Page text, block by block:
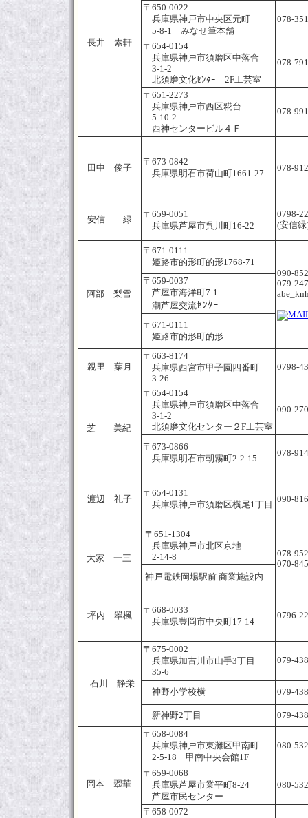
長井 素軒
〒650-0022
兵庫県神戸市中央区元町
5-8-1 みなせ筆本舗
078-
〒654-0154
兵庫県神戸市須磨区中落合
3-1-2
北須磨文化ｾﾝﾀｰ 2F工芸室
078-
〒651-2273
兵庫県神戸市西区糀台
5-10-2
西神センタービル４Ｆ
078-
田中 俊子
〒673-0842
兵庫県明石市荷山町1661-27
078-
安信 緑
〒659-0051
兵庫県芦屋市呉川町16-22
0798-
(安信
阿部 梨雪
〒671-0111
姫路市的形町的形1768-71
090-
079-
〒659-0037
芦屋市海洋町7-1
潮芦屋交流ｾﾝﾀｰ
〒671-0111
姫路市的形町的形
親里 葉月
〒663-8174
兵庫県西宮市甲子園四番町
3-26
0798-
芝 美紀
〒654-0154
兵庫県神戸市須磨区中落合
3-1-2
北須磨文化センター２F工芸室
090-
〒673-0866
兵庫県明石市朝霧町2-2-15
078-
渡辺 礼子
〒654-0131
兵庫県神戸市須磨区横尾1丁目
090-
大家 一三
〒651-1304
兵庫県神戸市北区京地
2-14-8
078-
070-
神戸電鉄岡場駅前 商業施設内
坪内 翠楓
〒668-0033
兵庫県豊岡市中央町17-14
0796-
石川 静栄
〒675-0002
兵庫県加古川市山手3丁目
35-6
079-
神野小学校横 079-
新神野2丁目 079-
岡本 翆華
〒658-0084
兵庫県神戸市東灘区甲南町
2-5-18 甲南中央会館1F
080-
〒659-0068
兵庫県芦屋市業平町8-24
芦屋市民センター
080-
〒658-0072